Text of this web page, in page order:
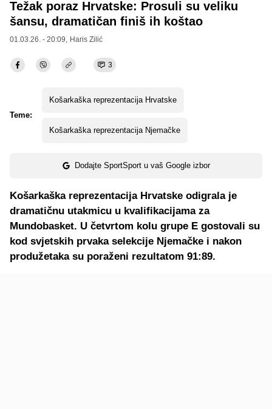
Težak poraz Hrvatske: Prosuli su veliku
šansu, dramatičan finiš ih koštao
01.03.26. - 20:09, Haris Zilić
3
Teme:
Košarkaška reprezentacija Hrvatske
Košarkaška reprezentacija Njemačke
Dodajte SportSport u vaš Google izbor
Košarkaška reprezentacija Hrvatske odigrala je
dramatičnu utakmicu u kvalifikacijama za
Mundobasket. U četvrtom kolu grupe E gostovali su
kod svjetskih prvaka selekcije Njemačke i nakon
produžetaka su poraženi rezultatom 91:89.